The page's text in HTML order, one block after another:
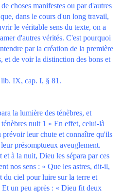
choses manifestes ou par d'autres
dans le cours d'un long travail,
le véritable sens du texte, on a
d'autres vérités. C'est pourquoi
par la création de la première
et de voir la distinction des bons et
IX, cap. I, § 81.
la lumière des ténèbres, et
nuit 1 » En effet, celui-là
prévoir leur chute et connaître qu'ils
présomptueux aveuglement.
à la nuit, Dieu les sépara par ces
nos sens : « Que les astres, dit-il,
du ciel pour luire sur la terre et
un peu après : « Dieu fit deux